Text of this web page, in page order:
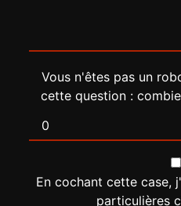
Vous n'êtes pas un
cette question :
En cochant cette case,
particulières